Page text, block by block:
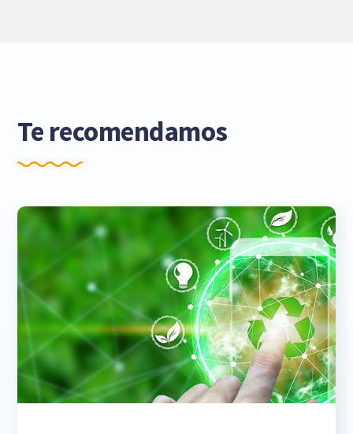
Te recomendamos